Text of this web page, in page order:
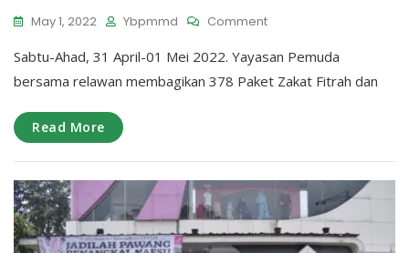
May 1, 2022 Ybpmmd CommentOn
Paket
Zakat
Bahagiakan
Mereka
Yang
Membutuhkan
Sabtu-Ahad, 31 April-01 Mei 2022. Yayasan Pemuda
bersama relawan membagikan 378 Paket Zakat Fitrah dan
Read More